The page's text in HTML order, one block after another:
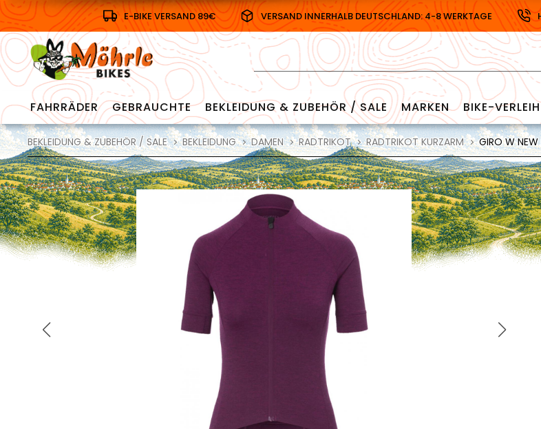
E-BIKE VERSAND 89€ VERSAND INNERHALB DEUTSCHLAND: 4-8 WERKTAGE
FAHRRÄDER GEBRAUCHTE BEKLEIDUNG & ZUBEHÖR / SALE MARKEN BIKE-VERLEIH
BEKLEIDUNG & ZUBEHÖR / SALE BEKLEIDUNG DAMEN RADTRIKOT RADTRIKOT KURZARM GIRO W NEW